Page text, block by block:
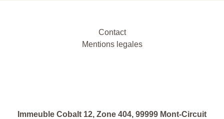
Contact
Mentions legales
Immeuble Cobalt 12, Zone 404, 99999 Mont-Circuit